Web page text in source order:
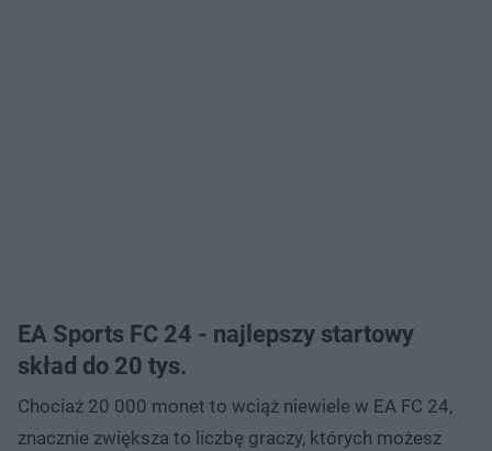
EA Sports FC 24 - najlepszy startowy
skład do 20 tys.
Chociaż 20 000 monet to wciąż niewiele w EA FC 24,
znacznie zwiększa to liczbę graczy, których możesz